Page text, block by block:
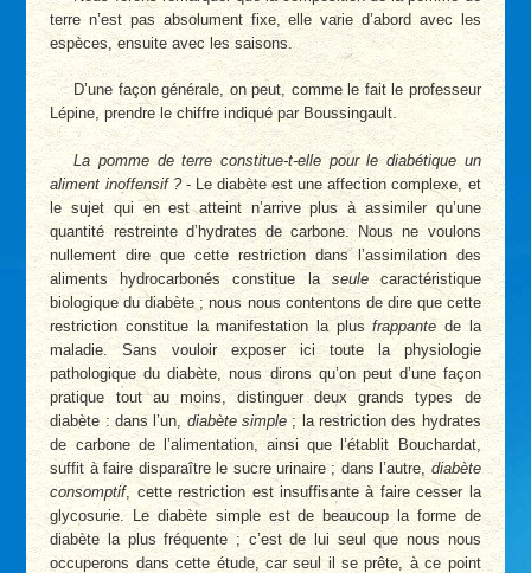
terre n’est pas absolument fixe, elle varie d’abord avec les
espèces, ensuite avec les saisons.
D’une façon générale, on peut, comme le fait le professeur
Lépine, prendre le chiffre indiqué par Boussingault.
La pomme de terre constitue-t-elle pour le diabétique un
aliment inoffensif ?- Le diabète est une affection complexe, et
le sujet qui en est atteint n’arrive plus à assimiler qu’une
quantité restreinte d’hydrates de carbone. Nous ne voulons
nullement dire que cette restriction dans l’assimilation des
aliments hydrocarbonés constitue laseulecaractéristique
biologique du diabète ; nous nous contentons de dire que cette
restriction constitue la manifestation la plusfrappante de la
maladie. Sans vouloir exposer ici toute la physiologie
pathologique du diabète, nous dirons qu’on peut d’une façon
pratique tout au moins, distinguer deux grands types de
diabète : dans l’un, diabète simple ; la restriction des hydrates
de carbone de l’alimentation, ainsi que l’établit Bouchardat,
suffit à faire disparaître le sucre urinaire ; dans l’autre,diabète
consomptif, cette restriction est insuffisante à faire cesser la
glycosurie. Le diabète simple est de beaucoup la forme de
diabète la plus fréquente ; c’est de lui seul que nous nous
occuperons dans cette étude, car seul il se prête, à ce point